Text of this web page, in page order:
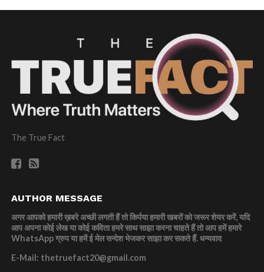
The True Fact
AUTHOR MESSAGE
अगर आपको हमारी ख़बरे अच्छी लगती हैं तो किर्पया हमारी खबरों को जरूर शेयर करें, यदि
आप अपना कोई लेख या कोई कविता हमरे साथ साझा करना चाहते हैं तो आप हमें हमारे
WhatsApp ग्रुप या हमें ई मेल सन्देश भेजकर साझा कर सकते हैं.धन्यवाद
E-Mail: thetruefact20@gmail.com